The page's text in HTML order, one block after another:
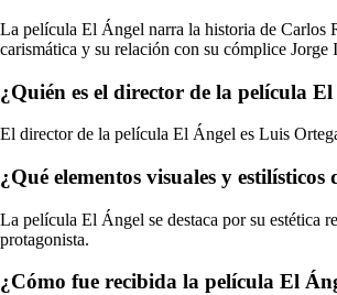
La película El Ángel narra la historia de Carlos
carismática y su relación con su cómplice Jorge
¿Quién es el director de la película
El director de la película El Ángel es Luis
¿Qué elementos visuales y
La película El Ángel se destaca por su estética
protagonista.
¿Cómo fue recibida la película El